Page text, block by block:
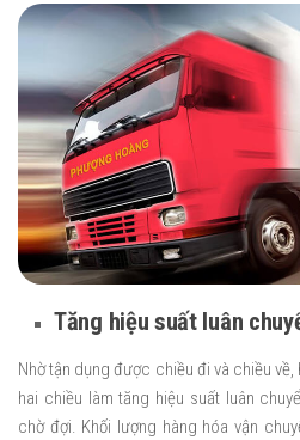
Tăng hiệu suất luân
Nhờ tận dụng được chiều đi và chiều
hai chiều làm tăng hiệu suất luân
chờ đợi. Khối lượng hàng hóa vận